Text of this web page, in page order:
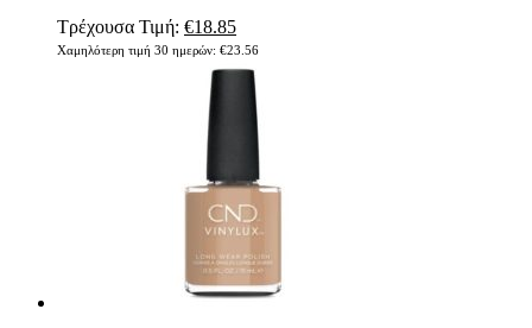
Τρέχουσα Τιμή: Original
price
was:
€23.56.
€18.85Η
τρέχουσα
τιμή
είναι:
€18.85.
Χαμηλότερη τιμή 30 ημερών: €23.56